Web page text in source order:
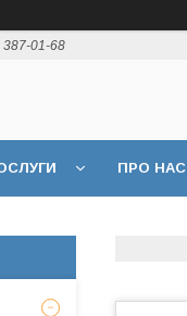
387-01-68
ПРО НАС